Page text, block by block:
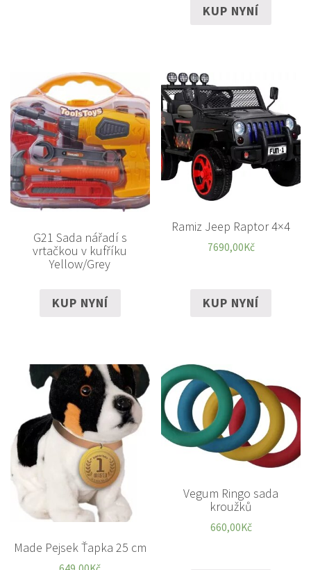
KUP NYNÍ
G21 Sada nářadí s
vrtačkou v kufříku
Yellow/Grey
KUP NYNÍ
Ramiz Jeep Raptor 4×4
7690,00Kč
KUP NYNÍ
Made Pejsek Ťapka 25 cm
Vegum Ringo sada
kroužků
660,00Kč